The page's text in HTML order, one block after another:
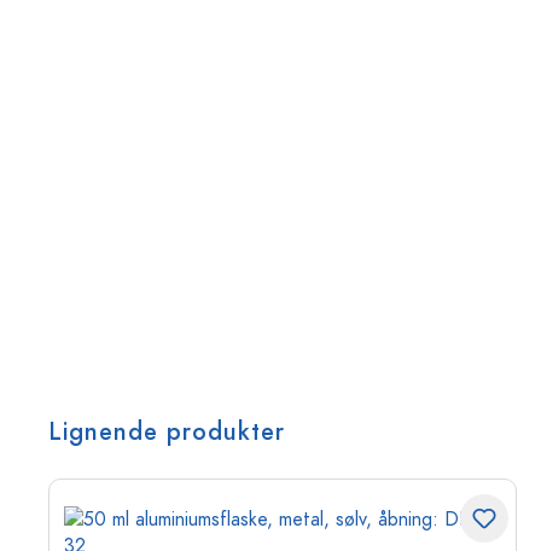
Lignende produkter